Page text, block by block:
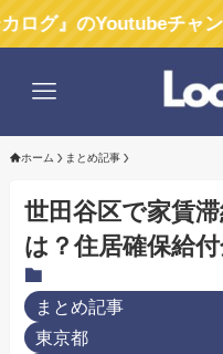
Youtubeチャンネルが
ホーム まとめ記事
世田谷区で家賃
は？住居確保給
まとめ記事
東京都